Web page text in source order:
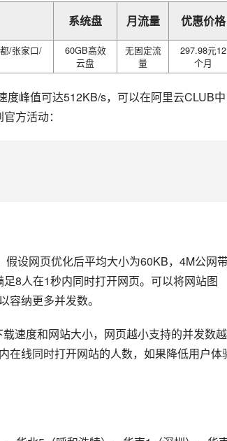
系统盘 月流量 优惠价格
/张家口/
60GB高效
云盘
无固定流
量
297.98元12
个月
峰值可达512KB/s，可以在阿里云CLUB中
方活动：
设网页优化后平均大小为60KB，4M公网
8人在1秒内同时打开网页。可以将网站图
容纳更多并发数。
速度和网站大小，网页越小支持的并发数越
在线同时打开网站的人数，如果降低用户体